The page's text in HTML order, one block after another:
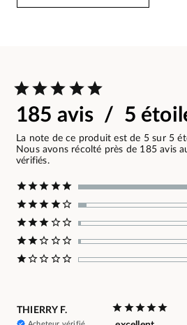
185 avis / 5
La note de ce produit est de 5 sur 5
Nous avons récolté près de 185 avis
vérifiés.
THIERRY F.